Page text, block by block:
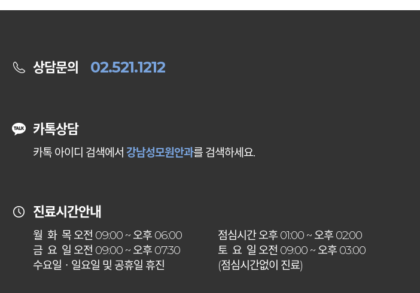
상담문의 02.521.1212
카톡상담
카톡 아이디 검색에서 강남성모원안과를 검색하세요.
진료시간안내
월 화 목 오전 09:00 ~ 오후 06:00 점심시간오후 01:00 ~ 오후 02:00
금 요 일 오전 09:00 ~ 오후 07:30 토 요 일 오전 09:00 ~ 오후 03:00
수요일ㆍ일요일 및 공휴일 휴진
(점심시간없이 진료)